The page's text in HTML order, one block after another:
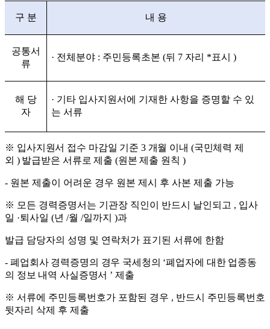
구 분 내 용
공통서
류
· 전체분야: 주민등록초본 (뒤 7 자리 *표시 )
해 당
자
· 기타 입사지원서에 기재한 사항을 증명할 수 있
는 서류
※ 입사지원서 접수 마감일 기준 3 개월 이내 (국민체력 제
외 ) 발급받은 서류로 제출 (원본 제출 원칙 )
- 원본 제출이 어려운 경우 원본 제시 후 사본 제출 가능
※ 모든 경력증명서는 기관장 직인이 반드시 날인되고 , 입사
일 ·퇴사일 (년 /월 /일까지 )과
발급 담당자의 성명 및 연락처가 표기된 서류에 한함
- 폐업회사 경력증명의 경우 국세청의 ‘폐업자에 대한 업종동
의 정보 내역 사실증명서 ’ 제출
※ 서류에 주민등록번호가 포함된 경우 , 반드시 주민등록번호
뒷자리 삭제 후 제출